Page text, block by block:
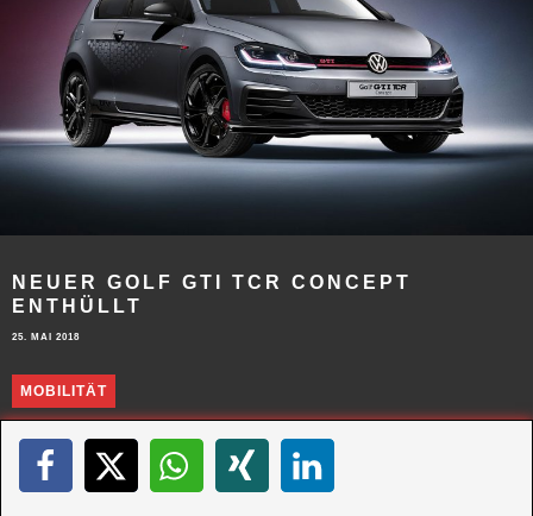
NEUER GOLF GTI TCR CONCEPT
ENTHÜLLT
25. MAI 2018
MOBILITÄT